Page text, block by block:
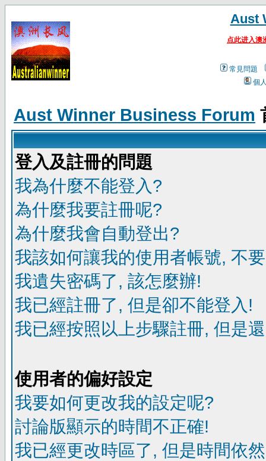
Aust
点此进入澳
常見問題
個
Aust Winner Business Forum
登入及註冊的問題
我為什麼不能登入?
為什麼我要註冊呢?
為什麼我會自動登出?
我該如何讓我的使用者帳號, 不
我遺失密碼了, 該怎麼辦!
我已經註冊了, 但是卻不能登入!
我已經按照以上步驟註冊, 但是
使用者的偏好設定
我要如何更改我的設定呢?
討論版顯示的時間不正確!
我已經更改時區了, 但是時間依